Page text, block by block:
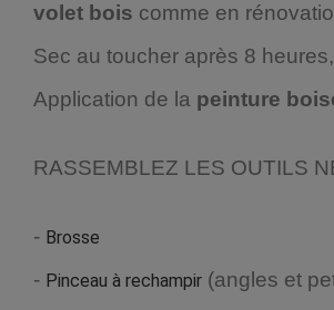
volet bois comme en
Sec au toucher après 8
Application de la peinture
RASSEMBLEZ LES OUTILS
- Brosse
- Pinceau à rechampir (angles et